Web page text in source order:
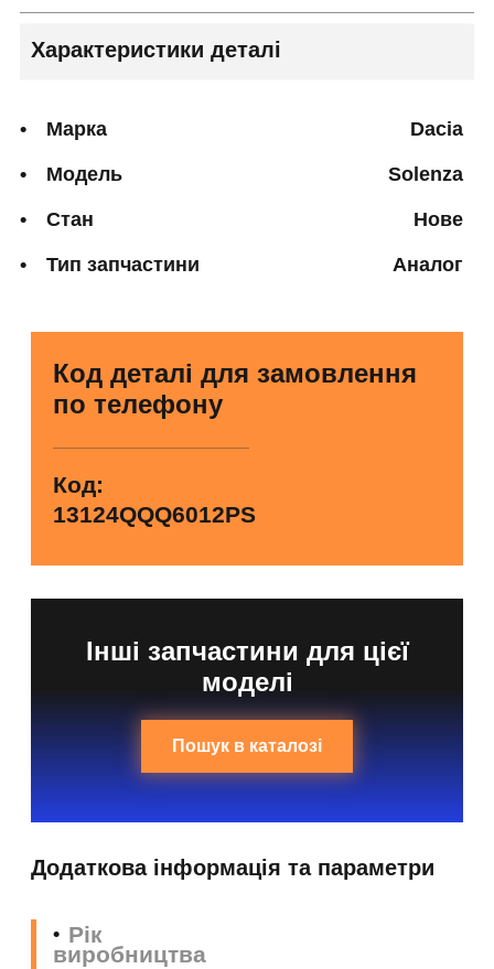
Характеристики деталі
Марка Dacia
Модель Solenza
Стан Нове
Тип запчастини Аналог
Код деталі для замовлення
по телефону
Код:
13124QQQ6012PS
Інші запчастини для цієї
моделі
Пошук в каталозі
Додаткова інформація та параметри
Рік
виробництва